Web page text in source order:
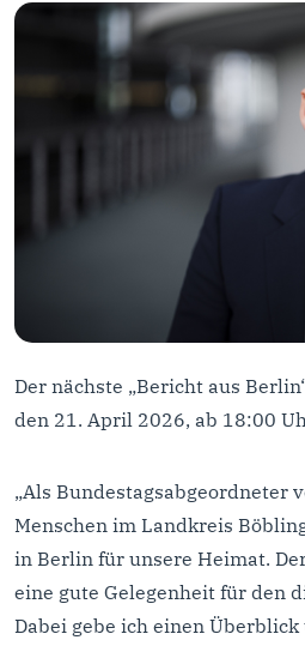
Der nächste „Bericht aus
den 21. April 2026, ab 18:00
„Als Bundestagsabgeordneter
Menschen im Landkreis
in Berlin für unsere Heimat.
eine gute Gelegenheit für den
Dabei gebe ich einen